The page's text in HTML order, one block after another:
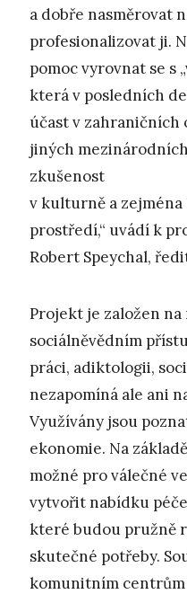
a dobře nasměrovat
profesionalizovat ji.
pomoc vyrovnat se s
která v posledních
účast v zahraničních
jiných
zkušenost
v kulturně a
prostředí,“ uvádí k
Robert Speychal,
Projekt je založen
sociálněvědním
práci, adiktologii,
nezapomíná ale ani
Využívány jsou
ekonomie. Na
možné pro válečné
vytvořit nabídku
které budou pružně
skutečné potřeby.
komunitním